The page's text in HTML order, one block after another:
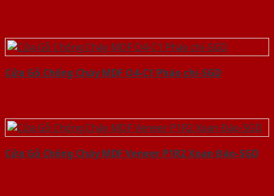
Cửa Gỗ Chống Cháy MDF O4-C1 Phào chi-SGD
Cửa Gỗ Chống Cháy MDF Veneer P1R2 Xoan Đào-SGD